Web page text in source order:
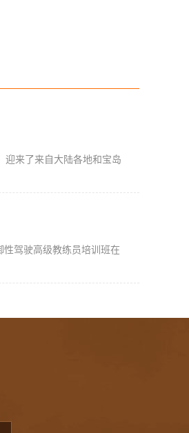
迎来了来自大陆各地和宝岛
驾驶高级教练员培训班在